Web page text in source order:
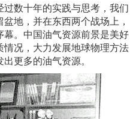
数十年的实践与思考，我们
地，并在东西两个战场上，
。中国油气资源前景是美好
况，大力发展地球物理方法
更多的油气资源。